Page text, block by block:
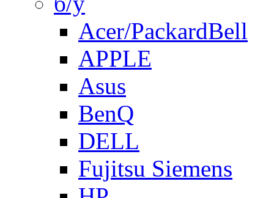
Acer/PackardBell
APPLE
Asus
BenQ
DELL
Fujitsu Siemens